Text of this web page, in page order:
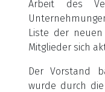
Arbeit des
Liste der
Mitglieder sich
Der Vorstand
wurde durch